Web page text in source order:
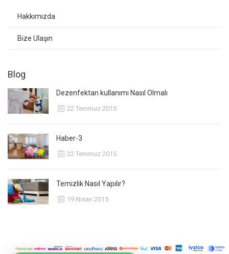
Hakkımızda
Bize Ulaşın
Blog
Dezenfektan kullanımı Nasıl Olmalı
22 Temmuz 2015
Haber-3
22 Temmuz 2015
Temizlik Nasıl Yapılır?
19 Nisan 2015